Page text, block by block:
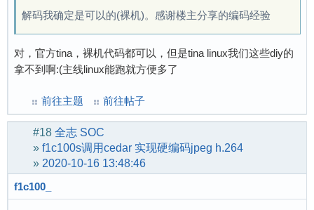
解码我确定是可以的(裸机)。感谢楼主分享的编码经验
对，官方tina，裸机代码都可以，但是tina linux我们这些diy的
拿不到啊:(主线linux能跑就方便多了
前往主题 前往帖子
#18 全志 SOC
» f1c100s调用cedar 实现硬编码jpeg h.264
» 2020-10-16 13:48:46
f1c100_